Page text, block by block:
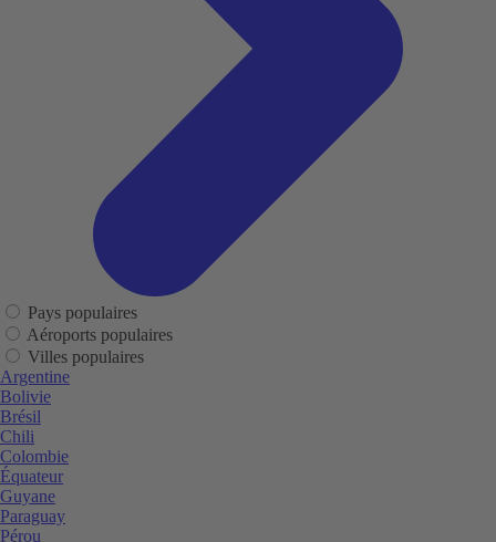
Pays populaires
Aéroports populaires
Villes populaires
Argentine
Bolivie
Brésil
Chili
Colombie
Équateur
Guyane
Paraguay
Pérou